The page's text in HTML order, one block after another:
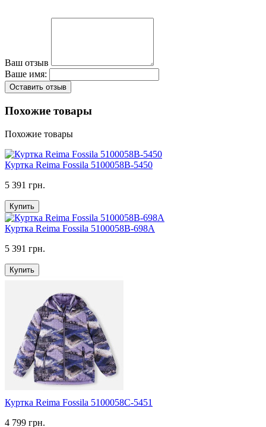
Ваш отзыв
Ваше имя:
Оставить отзыв
Похожие товары
Похожие товары
Куртка Reima Fossila 5100058B-5450
5 391 грн.
Купить
Куртка Reima Fossila 5100058B-698A
5 391 грн.
Купить
Куртка Reima Fossila 5100058C-5451
4 799 грн.